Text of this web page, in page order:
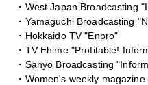
・West Japan Broadcasting
・Yamaguchi Broadcasting
・Hokkaido TV "Enpro"
・TV Ehime "Profitable!
・Sanyo Broadcasting
・Women's weekly